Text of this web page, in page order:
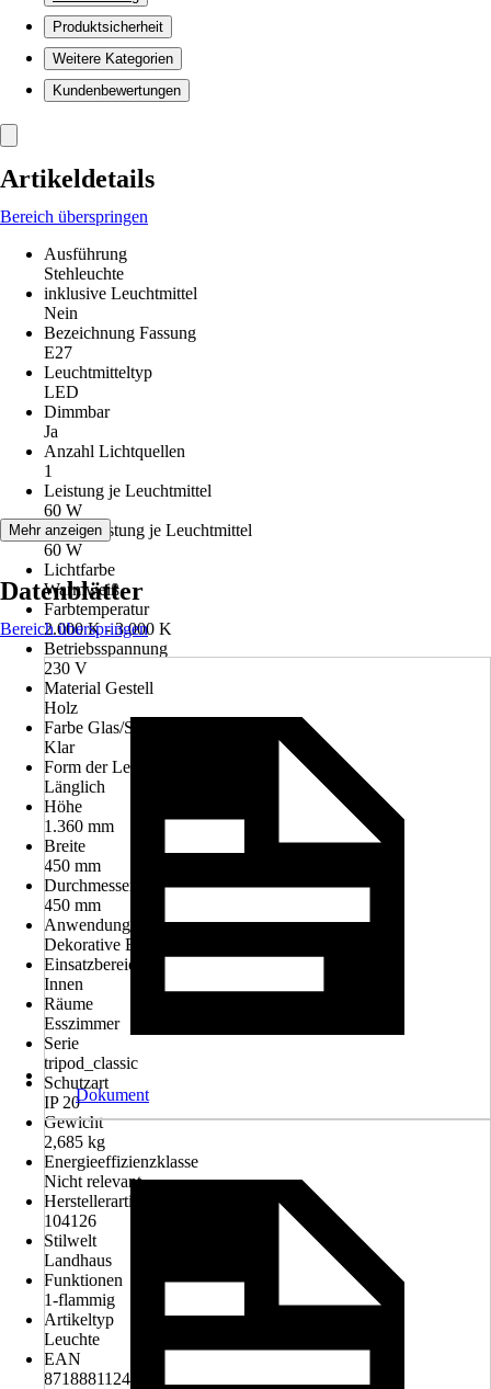
Produktsicherheit
Weitere Kategorien
Kundenbewertungen
Artikeldetails
Bereich überspringen
Ausführung
Stehleuchte
inklusive Leuchtmittel
Nein
Bezeichnung Fassung
E27
Leuchtmitteltyp
LED
Dimmbar
Ja
Anzahl Lichtquellen
1
Leistung je Leuchtmittel
60 W
Max. Leistung je Leuchtmittel
60 W
Lichtfarbe
Warmweiß
Farbtemperatur
2.000 K - 3.000 K
Betriebsspannung
230 V
Material Gestell
Holz
Farbe Glas/Schirm
Klar
Form der Leuchte
Länglich
Höhe
1.360 mm
Breite
450 mm
Durchmesser
450 mm
Anwendung
Dekorative Beleuchtung, Funktionale Beleuchtung
Einsatzbereich
Innen
Räume
Esszimmer
Serie
tripod_classic
Schutzart
IP 20
Gewicht
2,685 kg
Energieeffizienzklasse
Nicht relevant
Herstellerartikelnummer
104126
Stilwelt
Landhaus
Funktionen
1-flammig
Artikeltyp
Leuchte
EAN
8718881124655
Mehr anzeigen
Datenblätter
Bereich überspringen
Dokument